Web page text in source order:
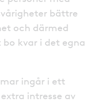
bättre
och därmed
kvar i det egna
ingår i ett
intresse av